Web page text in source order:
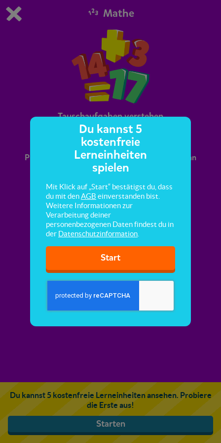
Du spielst die kostenfreie Testversion von scoyo.
Jetzt bestellen
0 1
Mathe
Tauschaufgaben verstehen
Hier lernst du, dass zwei Zahlen bei einer
Plusaufgabe dasselbe Ergebnis haben, auch wenn
sie vertauscht werden.
Du kannst 5 kostenfreie Lerneinheiten ansehen. Probiere
die Erste aus!
Starten
Du kannst 5
kostenfreie
Lerneinheiten
spielen
Mit Klick auf „Start“ bestätigst du, dass
du mit denAGB einverstanden bist.
Weitere Informationen zur
Verarbeitung deiner
personenbezogenen Daten findest du in
der Datenschutzinformation
Start